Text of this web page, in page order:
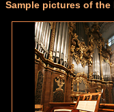
Sample pictures of